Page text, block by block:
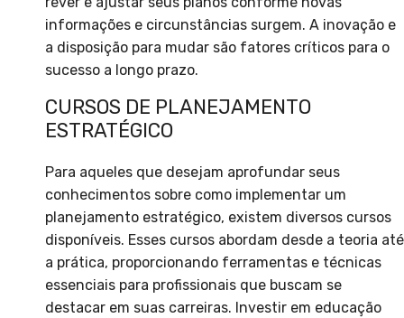
informações e circunstâncias surgem. A inovação e
a disposição para mudar são fatores críticos para o
sucesso a longo prazo.
CURSOS DE PLANEJAMENTO
ESTRATÉGICO
Para aqueles que desejam aprofundar seus
conhecimentos sobre como implementar um
planejamento estratégico, existem diversos cursos
disponíveis. Esses cursos abordam desde a teoria até
a prática, proporcionando ferramentas e técnicas
essenciais para profissionais que buscam se
destacar em suas carreiras. Investir em educação